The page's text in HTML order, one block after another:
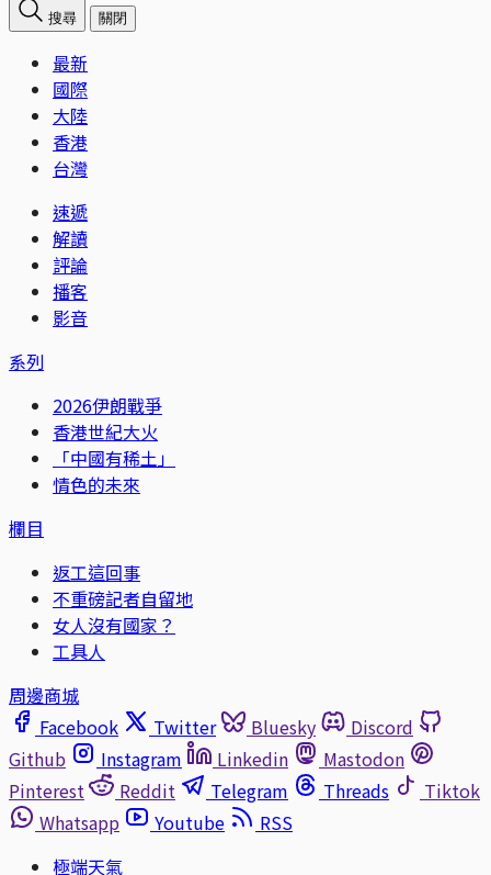
搜尋 關閉
最新
國際
大陸
香港
台灣
速遞
解讀
評論
播客
影音
系列
2026伊朗戰爭
香港世紀大火
「中國有稀土」
情色的未來
欄目
返工這回事
不重磅記者自留地
女人沒有國家？
工具人
周邊商城
Facebook
Twitter Bluesky
Discord
Github
Instagram Linkedin
Mastodon
Pinterest
Reddit Telegram Threads
Tiktok
Whatsapp
Youtube
RSS
極端天氣